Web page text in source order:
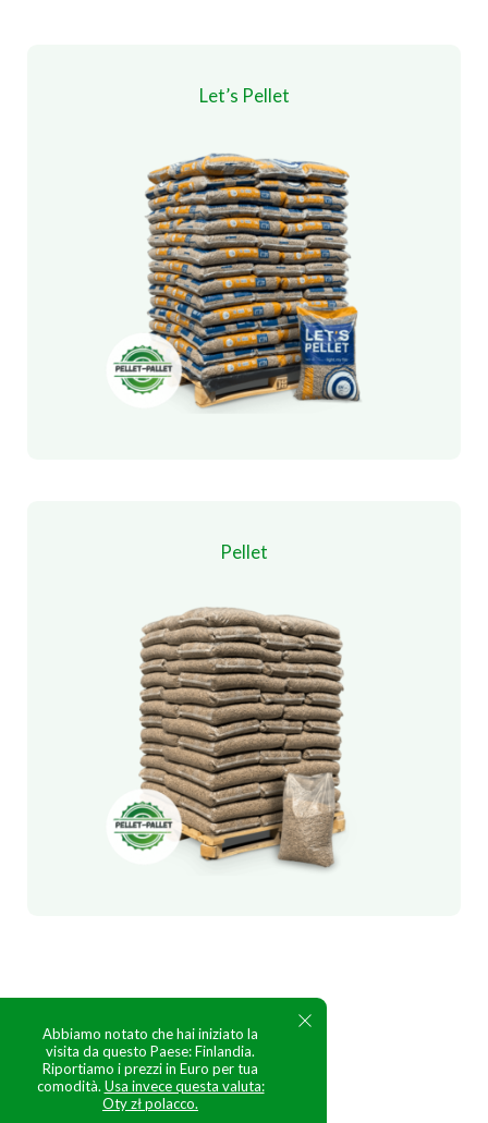
Let’s Pellet
Pellet
Abbiamo notato che hai iniziato la
visita da questo Paese: Finlandia.
Riportiamo i prezzi in Euro per tua
comodità. Usa invece questa valuta:
Oty zł polacco.